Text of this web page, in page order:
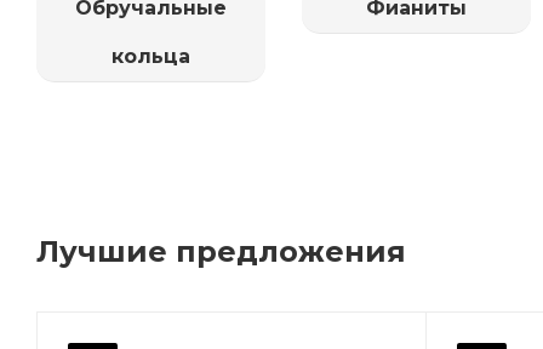
Обручальные
кольца
Фианиты
Лучшие предложения